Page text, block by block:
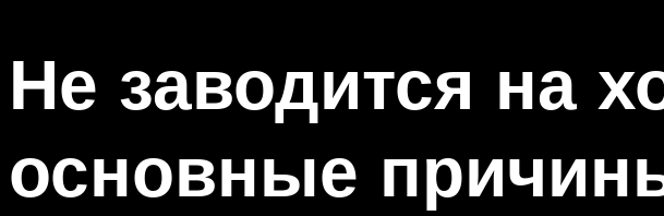
Не заводится на
основные